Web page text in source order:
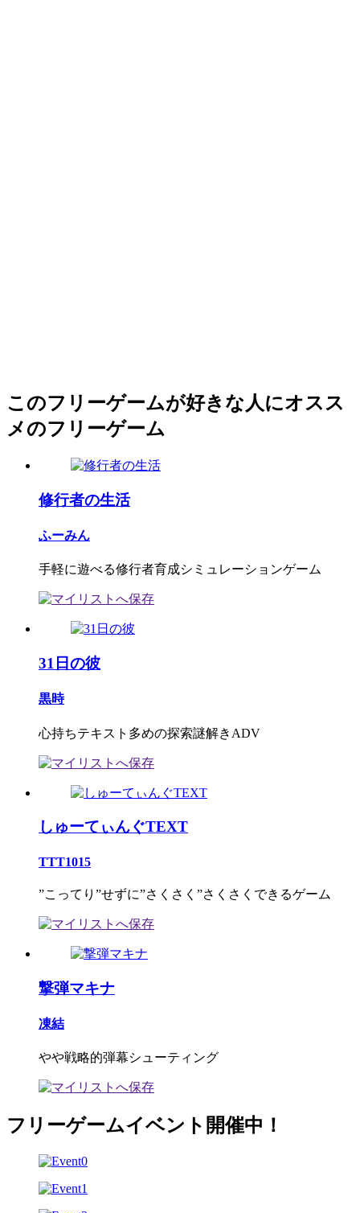
このフリーゲームが好きな人にオスス
メのフリーゲーム
修行者の生活
ふーみん
手軽に遊べる修行者育成シミュレーションゲーム
31日の彼
黒時
心持ちテキスト多めの探索謎解きADV
しゅーてぃんぐTEXT
TTT1015
”こってり”せずに”さくさく”さくさくできるゲーム
撃弾マキナ
凍結
やや戦略的弾幕シューティング
フリーゲームイベント開催中！